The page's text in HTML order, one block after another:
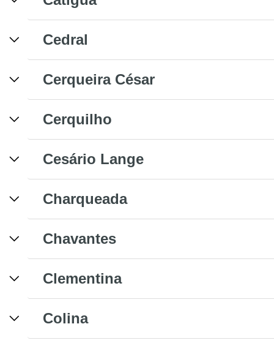
Cedral
Cerqueira César
Cerquilho
Cesário Lange
Charqueada
Chavantes
Clementina
Colina